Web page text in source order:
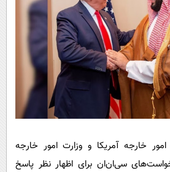
خارجه آمریکا و وزارت امور خارجه
سی‌ان‌ان برای اظهار نظر پاسخ